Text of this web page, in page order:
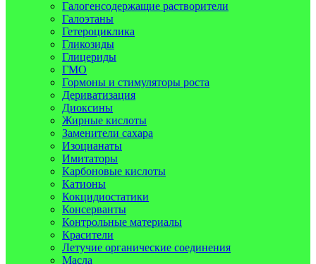
Галогенсодержащие растворители
Галоэтаны
Гетероциклика
Гликозиды
Глицериды
ГМО
Гормоны и стимуляторы роста
Дериватизация
Диоксины
Жирные кислоты
Заменители сахара
Изоцианаты
Имитаторы
Карбоновые кислоты
Катионы
Кокцидиостатики
Консерванты
Контрольные материалы
Красители
Летучие органические соединения
Масла